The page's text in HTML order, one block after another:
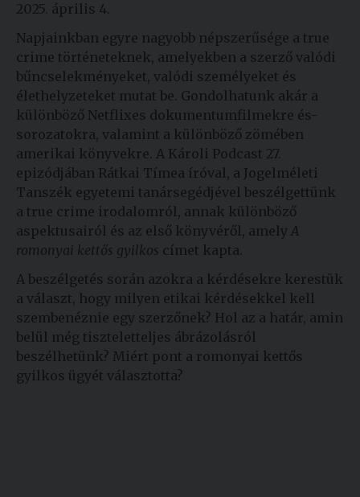
2025. április 4.
Napjainkban egyre nagyobb népszerűsége a true
crime történeteknek, amelyekben a szerző valódi
bűncselekményeket, valódi személyeket és
élethelyzeteket mutat be. Gondolhatunk akár a
különböző Netflixes dokumentumfilmekre és-
sorozatokra, valamint a különböző zömében
amerikai könyvekre. A Károli Podcast 27.
epizódjában Rátkai Tímea íróval, a Jogelméleti
Tanszék egyetemi tanársegédjével beszélgettünk
a true crime irodalomról, annak különböző
aspektusairól és az első könyvéről, amely A
romonyai kettős gyilkos címet kapta.
A beszélgetés során azokra a kérdésekre kerestük
a választ, hogy milyen etikai kérdésekkel kell
szembenéznie egy szerzőnek? Hol az a határ, amin
belül még tiszteletteljes ábrázolásról
beszélhetünk? Miért pont a romonyai kettős
gyilkos ügyét választotta?